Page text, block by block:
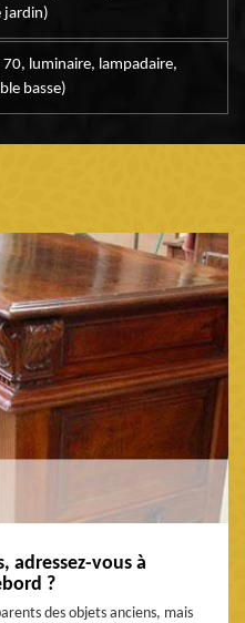
jardin)
luminaire, lampadaire,
basse)
adressez-vous à
?
des objets anciens, mais